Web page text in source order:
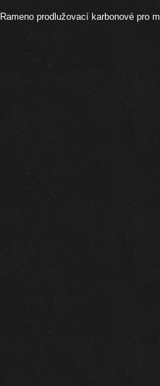
Rameno prodlužovací karbonové pro